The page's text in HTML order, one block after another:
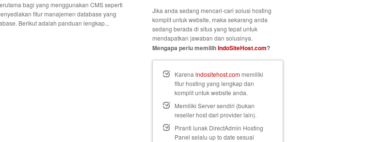
bagi yang menggunakan CMS seperti
fitur manajemen database yang
Berikut adalah panduan lengkap...
Jika anda sedang mencari-cari solusi hosting
komplit untuk website, maka sekarang anda
sedang berada di situs yang tepat untuk
mendapatkan jawaban dan solusinya.
Mengapa perlu memilihIndoSiteHost.com?
Karena indositehost.commemiliki
fitur hosting yang lengkap dan
komplit untuk website anda.
Memiliki Server sendiri (bukan
reseller host dari provider lain).
Piranti lunak DirectAdmin Hosting
Panel selalu up to date sesuai